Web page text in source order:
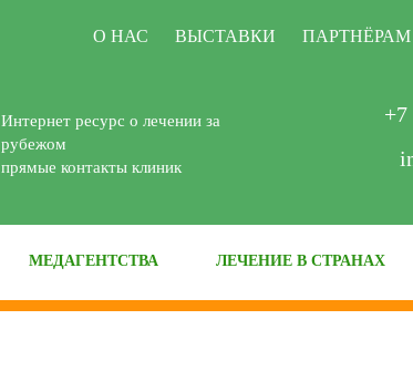
О НАС ВЫСТАВКИ ПАРТНЁРАМ
Интернет ресурс о лечении за
рубежом
прямые контакты клиник
+7
МЕДАГЕНТСТВА ЛЕЧЕНИЕ В СТРАНАХ